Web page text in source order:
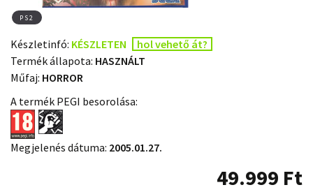
PS2
Készletinfó: KÉSZLETEN
hol vehető át?
Termék állapota: HASZNÁLT
Műfaj: HORROR
A termék PEGI besorolása:
Megjelenés dátuma: 2005.01.27.
49.999 Ft